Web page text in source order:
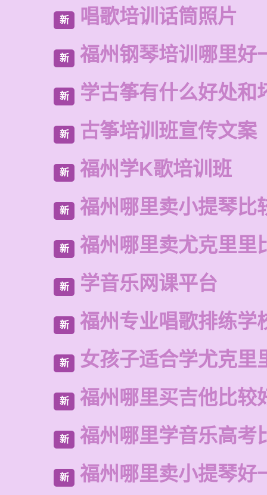
新 唱歌培训话筒照片
新 福州钢琴培训哪里好
新 学古筝有什么好处和
新 古筝培训班宣传文案
新 福州学K歌培训班
新 福州哪里卖小提琴比
新 福州哪里卖尤克里里
新 学音乐网课平台
新 福州专业唱歌排练学
新 女孩子适合学尤克里
新 福州哪里买吉他比较
新 福州哪里学音乐高考
新 福州哪里卖小提琴好